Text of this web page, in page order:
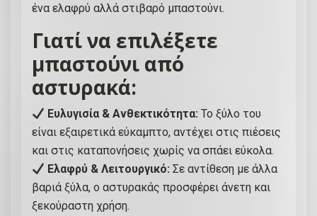
ένα ελαφρύ αλλά στιβαρό μπαστούνι.
Γιατί να επιλέξετε
μπαστούνι από
αστυρακά:
Ευλυγισία & Ανθεκτικότητα: Το ξύλο του
είναι εξαιρετικά εύκαμπτο, αντέχει στις πιέσεις
και στις καταπονήσεις χωρίς να σπάει εύκολα.
Ελαφρύ & Λειτουργικό: Σε αντίθεση με άλλα
βαριά ξύλα, ο αστυρακάς προσφέρει άνετη και
ξεκούραστη χρήση.